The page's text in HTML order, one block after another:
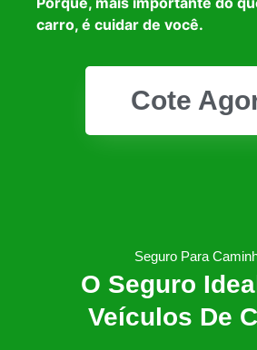
carro, é cuidar de você.
Cote
Seguro Para
O Seguro
Veículos De